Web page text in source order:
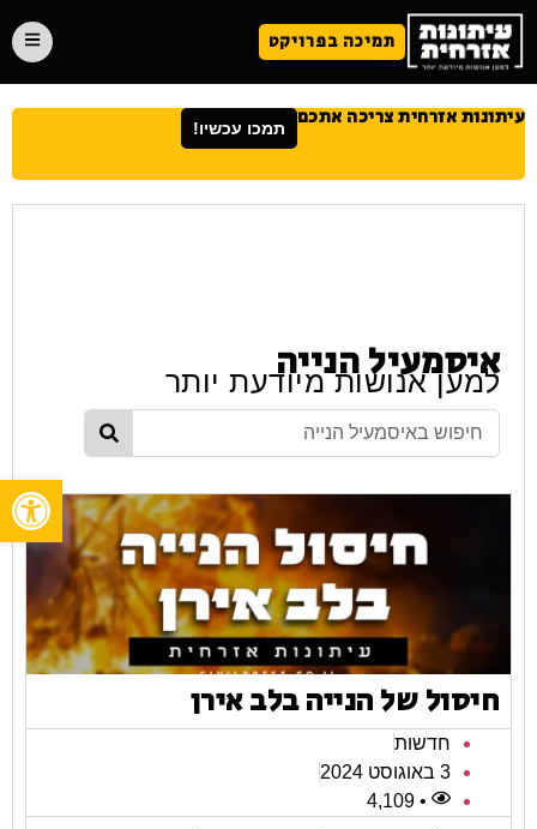
תמיכה בפרויקט
עיתונות אזרחית צריכה אתכם תמכו עכשיו!
איסמעיל הנייה
למען אנושות מיודעת יותר
חיסול של הנייה בלב אירן
חדשות
3 באוגוסט 2024
• 4,109